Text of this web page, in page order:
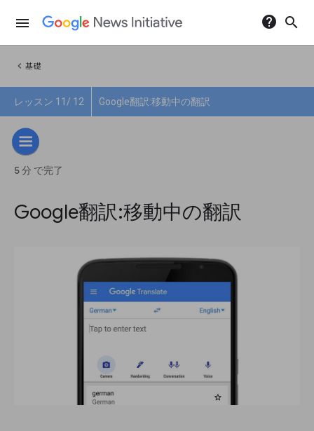
menu help search
chevron_left 基礎
レッスン 11/ 12 Google翻訳:移動中の翻訳
5 分 で完了
Google翻訳:移動中の翻訳